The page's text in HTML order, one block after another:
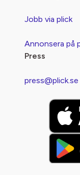
Jobb via plick
Annonsera på
Press
press@plick.se